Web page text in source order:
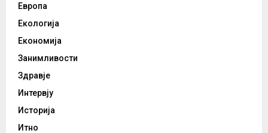
Европа
Екологија
Економија
Занимливости
Здравје
Интервју
Историја
Итно